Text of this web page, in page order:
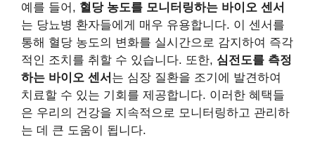
예를 들어, 혈당 농도를 모니터링하는 바이오 센서
는 당뇨병 환자들에게 매우 유용합니다. 이 센서를
통해 혈당 농도의 변화를 실시간으로 감지하여 즉각
적인 조치를 취할 수 있습니다. 또한, 심전도를 측정
하는 바이오 센서 는 심장 질환을 조기에 발견하여
치료할 수 있는 기회를 제공합니다. 이러한 혜택들
은 우리의 건강을 지속적으로 모니터링하고 관리하
는 데 큰 도움이 됩니다.